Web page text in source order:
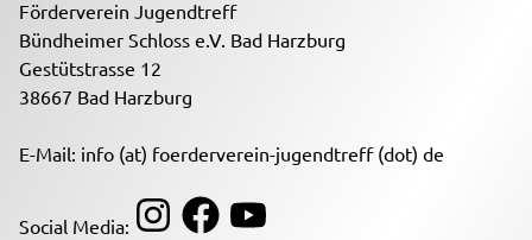
Förderverein Jugendtreff
Bündheimer Schloss e.V. Bad Harzburg
Gestütstrasse 12
38667 Bad Harzburg
E-Mail: info (at) foerderverein-jugendtreff (dot) de
Social Media: